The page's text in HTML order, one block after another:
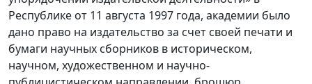
Республике от 11 августа 1997 года, академии было
дано право на издательство за счет своей печати и
бумаги научных сборников в историческом,
научном, художественном и научно-